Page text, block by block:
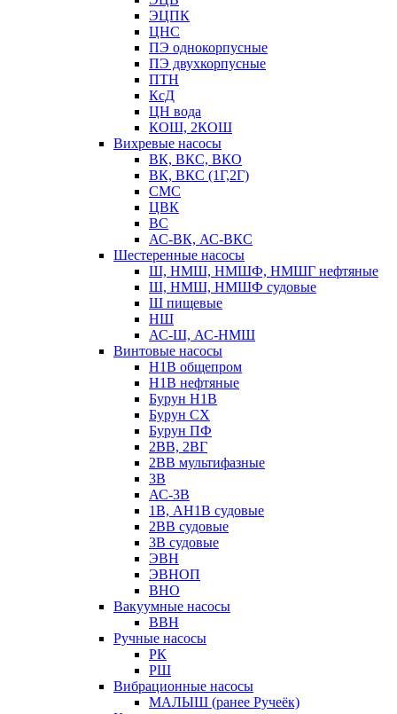
ЭЦПК
ЦНС
ПЭ однокорпусные
ПЭ двухкорпусные
ПТН
КсД
ЦН вода
КОШ, 2КОШ
Вихревые насосы
ВК, ВКС, ВКО
ВК, ВКС (1Г,2Г)
СМС
ЦВК
ВС
АС-ВК, АС-ВКС
Шестеренные насосы
Ш, НМШ, НМШФ, НМШГ нефтяные
Ш, НМШ, НМШФ судовые
Ш пищевые
НШ
АС-Ш, АС-НМШ
Винтовые насосы
Н1В общепром
Н1В нефтяные
Бурун Н1В
Бурун СХ
Бурун ПФ
2ВВ, 2ВГ
2ВВ мультифазные
3В
АС-3В
1В, АН1В судовые
2ВВ судовые
3В судовые
ЭВН
ЭВНОП
ВНО
Вакуумные насосы
ВВН
Ручные насосы
РК
РШ
Вибрационные насосы
МАЛЫШ (ранее Ручеёк)